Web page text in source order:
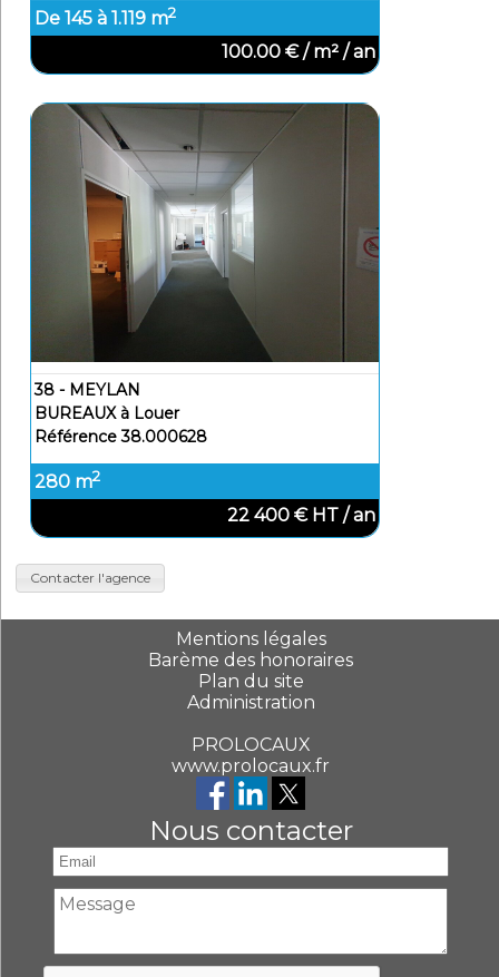
De 145 à 1.119 m2
100.00 € / m² / an
38 - MEYLAN
BUREAUX à Louer
Référence 38.000628
280 m2
22 400 € HT / an
Contacter l'agence
Mentions légales
Barème des honoraires
Plan du site
Administration
PROLOCAUX
www.prolocaux.fr
Nous contacter